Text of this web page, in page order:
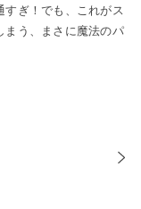
すぎ！でも、これがス
まう、まさに魔法のパ